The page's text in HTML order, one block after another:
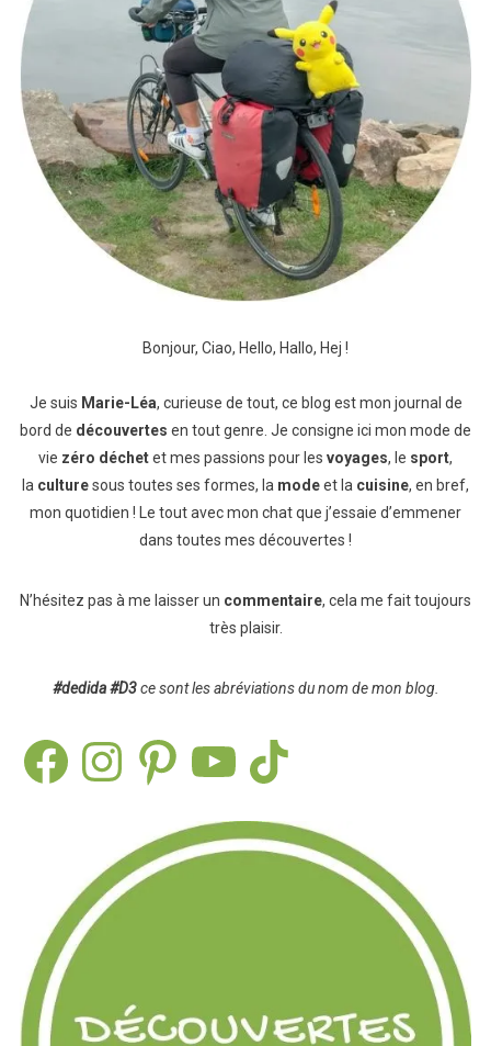
Bonjour, Ciao, Hello, Hallo, Hej !
Je suis Marie-Léa, curieuse de tout, ce blog est mon journal de
bord de découvertes en tout genre. Je consigne ici mon mode de
vie zéro déchetet mes passions pour les voyages, le sport,
la culturesous toutes ses formes, la modeet la cuisine, en bref,
mon quotidien ! Le tout avec mon chat que j’essaie d’emmener
dans toutes mes découvertes !
N’hésitez pas à me laisser un commentaire, cela me fait toujours
très plaisir.
#dedida #D3ce sont les abréviations du nom de mon blog.
FacebookInstagramPinterest TikTok